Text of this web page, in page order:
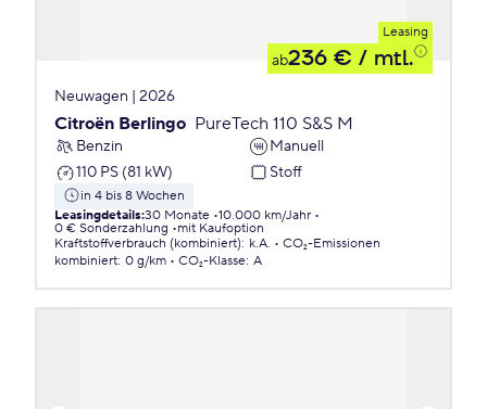
Leasing
ab236 € / mtl.
Neuwagen | 2026
Citroën Berlingo PureTech 110 S&S M
Benzin
Manuell
110 PS (81 kW)
Stoff
in 4 bis 8 Wochen
Leasingdetails:30 Monate 10.000 km/Jahr
0 € Sonderzahlung
mit Kaufoption
Kraftstoffverbrauch (kombiniert): k.A.
CO₂-Emissionen
kombiniert: 0 g/km CO₂-Klasse: A